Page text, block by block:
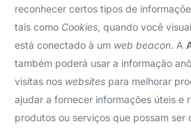
reconhecer certos tipos de
tais como Cookies , quando você
está conectado à um web beacon. A
também poderá usar a informação
visitas nos websites para melhorar
ajudar a fornecer informações úteis e
produtos ou serviços que possam ser